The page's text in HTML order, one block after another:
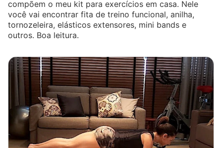
compõem o meu kit para exercícios em casa. Nele
você vai encontrar fita de treino funcional, anilha,
tornozeleira, elásticos extensores, mini bands e
outros. Boa leitura.